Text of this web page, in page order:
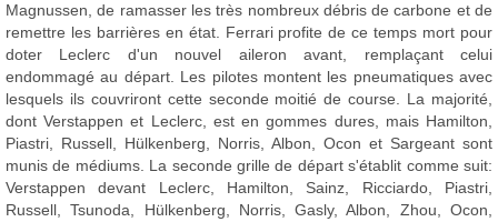
Magnussen, de ramasser les très nombreux débris de carbone et de
remettre les barrières en état. Ferrari profite de ce temps mort pour
doter Leclerc d'un nouvel aileron avant, remplaçant celui
endommagé au départ. Les pilotes montent les pneumatiques avec
lesquels ils couvriront cette seconde moitié de course. La majorité,
dont Verstappen et Leclerc, est en gommes dures, mais Hamilton,
Piastri, Russell, Hülkenberg, Norris, Albon, Ocon et Sargeant sont
munis de médiums. La seconde grille de départ s'établit comme suit:
Verstappen devant Leclerc, Hamilton, Sainz, Ricciardo, Piastri,
Russell, Tsunoda, Hülkenberg, Norris, Gasly, Albon, Zhou, Ocon,